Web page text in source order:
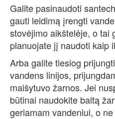
Galite pasinaudoti
gauti leidimą įrengti
stovėjimo aikštelėje, o tai
planuojate jį naudoti kaip
Arba galite tiesiog
vandens linijos,
maišytuvo žarnos. Jei
būtinai naudokite baltą
geriamam vandeniui, o